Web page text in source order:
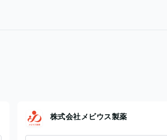
株式会社メビウス製薬